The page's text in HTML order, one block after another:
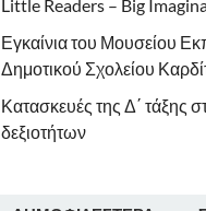
Little Readers – Big
Εγκαίνια του Μουσείου
Δημοτικού Σχολείου
Κατασκευές της Δ΄ τάξης
δεξιοτήτων